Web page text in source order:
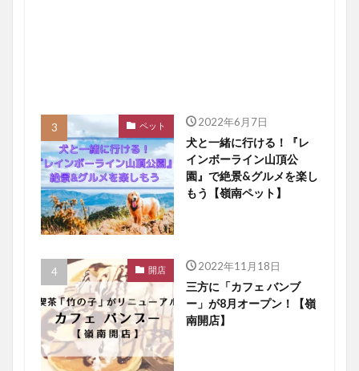
ペット 2022年6月7日
犬と一緒に行ける！『レ
インボーライン山頂公
園』で絶景&グルメを楽し
もう【嶺南ペット】
開店 2022年11月18日
三方に「カフェ バンブ
ー」が8月オープン！【嶺
南開店】